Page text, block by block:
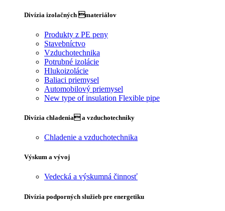
Divízia izolačných materiálov
Produkty z PE peny
Stavebníctvo
Vzduchotechnika
Potrubné izolácie
Hlukoizolácie
Baliaci priemysel
Automobilový priemysel
New type of insulation Flexible pipe
Divízia chladenia a vzduchotechniky
Chladenie a vzduchotechnika
Výskum a vývoj
Vedecká a výskumná činnosť
Divízia podporných služieb pre energetiku